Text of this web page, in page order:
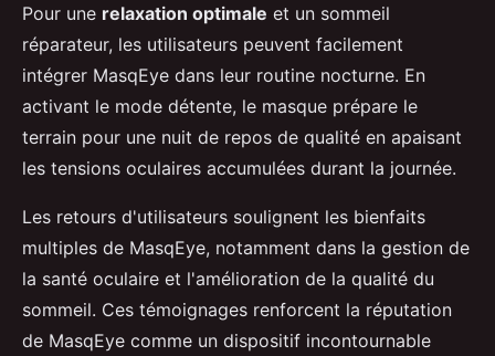
Pour une relaxation optimale et un sommeil
réparateur, les utilisateurs peuvent facilement
intégrer MasqEye dans leur routine nocturne. En
activant le mode détente, le masque prépare le
terrain pour une nuit de repos de qualité en apaisant
les tensions oculaires accumulées durant la journée.
Les retours d'utilisateurs soulignent les bienfaits
multiples de MasqEye, notamment dans la gestion de
la santé oculaire et l'amélioration de la qualité du
sommeil. Ces témoignages renforcent la réputation
de MasqEye comme un dispositif incontournable